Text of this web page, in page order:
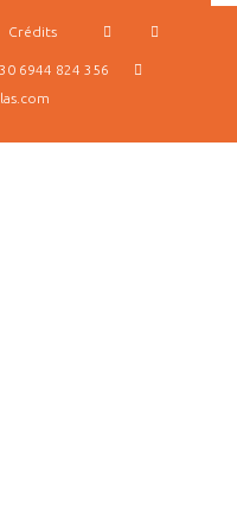
Crédits
6944 824 356